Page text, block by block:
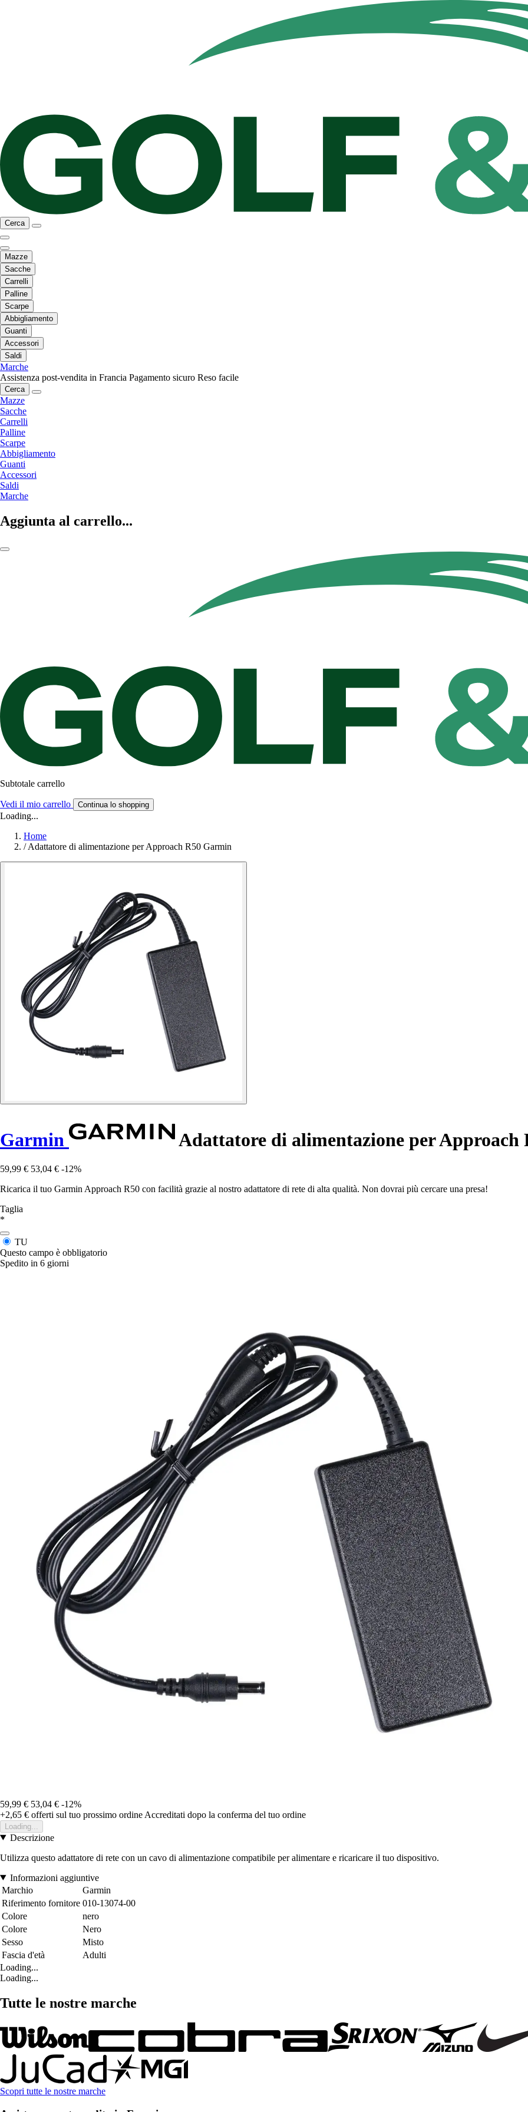
Cerca
Mazze
Sacche
Carrelli
Palline
Scarpe
Abbigliamento
Guanti
Accessori
Saldi
Marche
Assistenza post-vendita in Francia Pagamento sicuro Reso facile
Cerca
Mazze
Sacche
Carrelli
Palline
Scarpe
Abbigliamento
Guanti
Accessori
Saldi
Marche
Aggiunta al carrello...
Subtotale carrello
Vedi il mio carrello Continua lo shopping
Loading...
Home
/ Adattatore di alimentazione per Approach R50 Garmin
Garmin Adattatore di alimentazione per Approach
59,99 € 53,04 € -12%
Ricarica il tuo Garmin Approach R50 con facilità grazie al nostro adattatore di rete di alta qualità. Non dovrai più cercare una presa!
Taglia
*
TU
Questo campo è obbligatorio
Spedito in 6 giorni
59,99 € 53,04 € -12%
+2,65 € offerti sul tuo prossimo ordine Accreditati dopo la conferma del tuo ordine
Loading...
Descrizione
Utilizza questo adattatore di rete con un cavo di alimentazione compatibile per alimentare e ricaricare il tuo dispositivo.
Informazioni aggiuntive
Marchio
Garmin
Riferimento fornitore 010-13074-00
Colore
nero
Colore
Nero
Sesso
Misto
Fascia d'età
Adulti
Loading...
Loading...
Tutte le nostre marche
Scopri tutte le nostre marche